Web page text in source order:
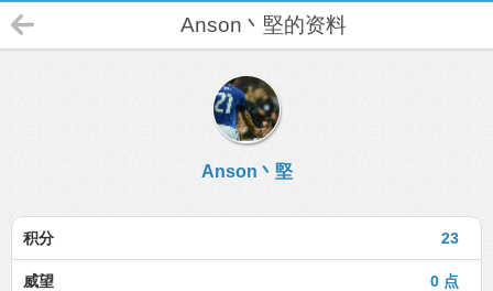
Anson丶堅的资料
Anson丶堅
23
积分
0 点
威望